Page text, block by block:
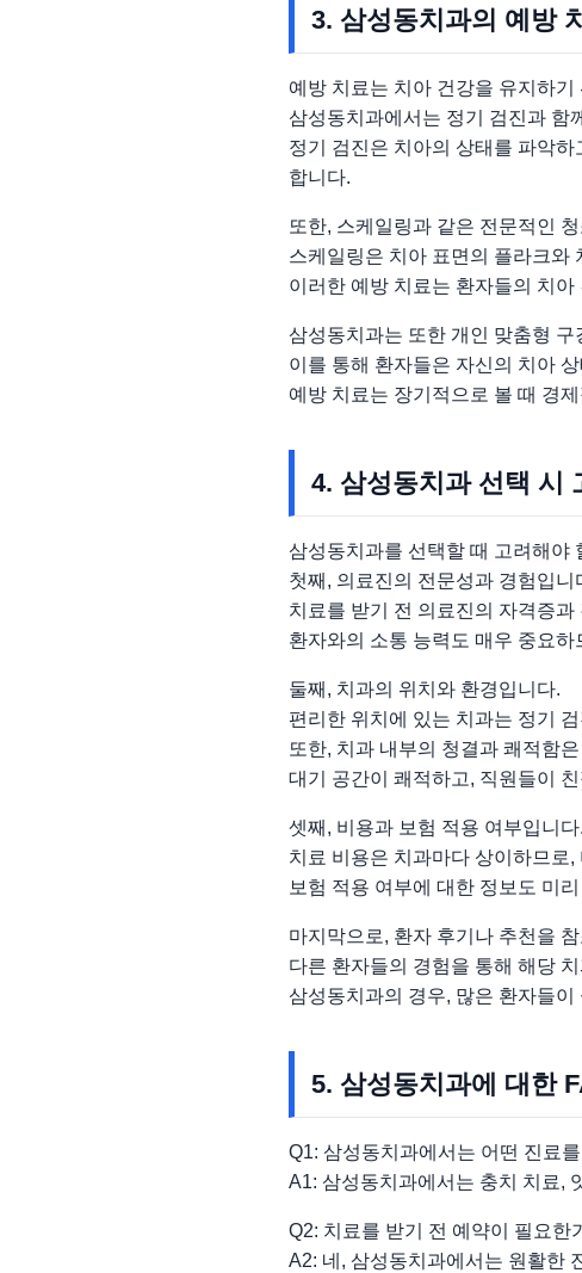
3. 삼성동치과의 예방
예방 치료는 치아 건강을 유지하
삼성동치과에서는 정기 검진과 함
정기 검진은 치아의 상태를 파악
합니다.
또한, 스케일링과 같은 전문적인
스케일링은 치아 표면의 플라크와
이러한 예방 치료는 환자들의 치
삼성동치과는 또한 개인 맞춤형
이를 통해 환자들은 자신의 치아
예방 치료는 장기적으로 볼 때 경
4. 삼성동치과 선택 시
삼성동치과를 선택할 때 고려해야
첫째, 의료진의 전문성과 경험입니
치료를 받기 전 의료진의 자격증
환자와의 소통 능력도 매우 중요
둘째, 치과의 위치와 환경입니다.
편리한 위치에 있는 치과는 정기
또한, 치과 내부의 청결과 쾌적함
대기 공간이 쾌적하고, 직원들이
셋째, 비용과 보험 적용 여부입니다.
치료 비용은 치과마다 상이하므로
보험 적용 여부에 대한 정보도 미
마지막으로, 환자 후기나 추천을
다른 환자들의 경험을 통해 해당
삼성동치과의 경우, 많은 환자들
5. 삼성동치과에 대한
Q1: 삼성동치과에서는 어떤 진료
A1: 삼성동치과에서는 충치 치료,
Q2: 치료를 받기 전 예약이 필요한
A2: 네, 삼성동치과에서는 원활한